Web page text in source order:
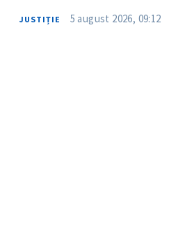
JUSTIȚIE 5 august 2026, 09:12